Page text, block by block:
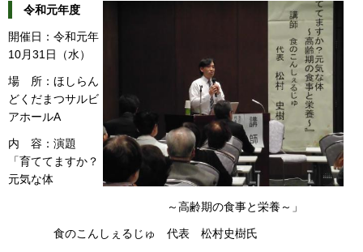
令和元年度
開催日：令和元年
10月31日（水）
場 所：ほしらん
どくだまつサルビ
アホールA
内 容：演題
「育ててますか？
元気な体
～高齢期の食事と栄養～」
食のこんしぇるじゅ 代表 松村史樹氏